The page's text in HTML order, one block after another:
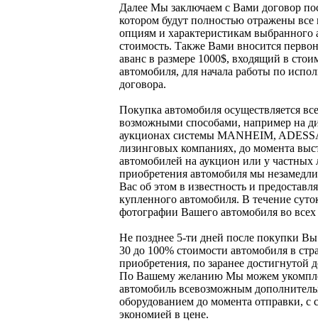
Далее Мы заключаем с Вами договор
котором будут полностью отражены
опциям и характеристикам выбранного
стоимость. Также Вами вносится
аванс в размере 1000$, входящий в
автомобиля, для начала работы по
договора.
Покупка автомобиля осуществляется
возможными способами, например на
аукционах системы MANHEIM,
лизинговых компаниях, до момента
автомобилей на аукцион или у частных
приобретения автомобиля мы
Вас об этом в известность и
купленного автомобиля. В течение
фотографии Вашего автомобиля во всех
Не позднее 5-ти дней после покупки Вы
30 до 100% стоимости автомобиля в
приобретения, по заранее достигнутой
По Вашему желанию Мы можем
автомобиль всевозможным
оборудованием до момента отправки, с
экономией в цене.